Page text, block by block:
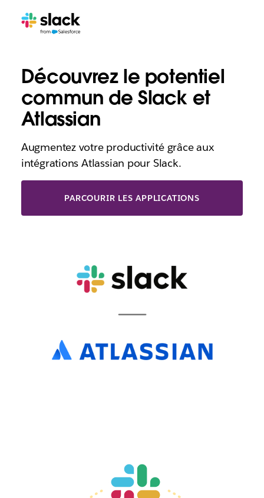
Découvrez le potentiel
commun de Slack et
Atlassian
Augmentez votre productivité grâce aux
intégrations Atlassian pour Slack.
PARCOURIR LES APPLICATIONS